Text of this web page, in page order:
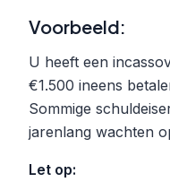
Voorbeeld:
U heeft een
€1.500 ineens
Sommige
jarenlang wachten
Let op: